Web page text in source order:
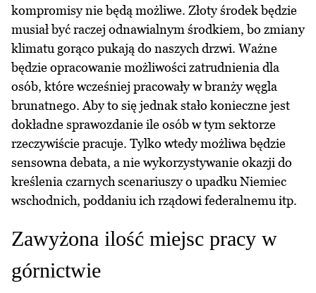
kompromisy nie będą możliwe. Złoty środek będzie
musiał być raczej odnawialnym środkiem, bo zmiany
klimatu gorąco pukają do naszych drzwi. Ważne
będzie opracowanie możliwości zatrudnienia dla
osób, które wcześniej pracowały w branży węgla
brunatnego. Aby to się jednak stało konieczne jest
dokładne sprawozdanie ile osób w tym sektorze
rzeczywiście pracuje. Tylko wtedy możliwa będzie
sensowna debata, a nie wykorzystywanie okazji do
kreślenia czarnych scenariuszy o upadku Niemiec
wschodnich, poddaniu ich rządowi federalnemu itp.
Zawyżona ilość miejsc pracy w
górnictwie